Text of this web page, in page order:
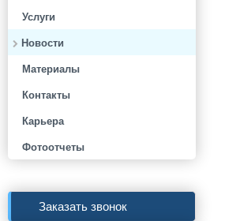
Услуги
Новости
Материалы
Контакты
Карьера
Фотоотчеты
Заказать звонок